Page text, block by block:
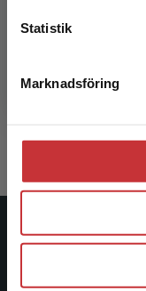
Statistik
Marknadsföring
Kossila, Leena
Studentlitteratur